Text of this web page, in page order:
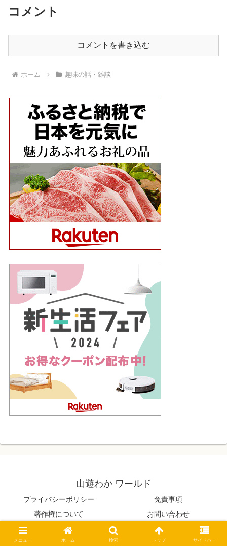
コメント
コメントを書き込む
ホーム 趣味の話・雑談
山遊わか ワールド
プライバシーポリシー
免責事項
著作権について
お問い合わせ
© 2020 山遊わか ワールド.
メニュー ホーム 検索 トップ サイドバー